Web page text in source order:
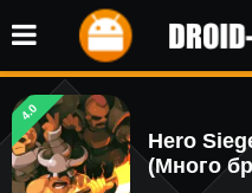
4.0
Hero
(Много